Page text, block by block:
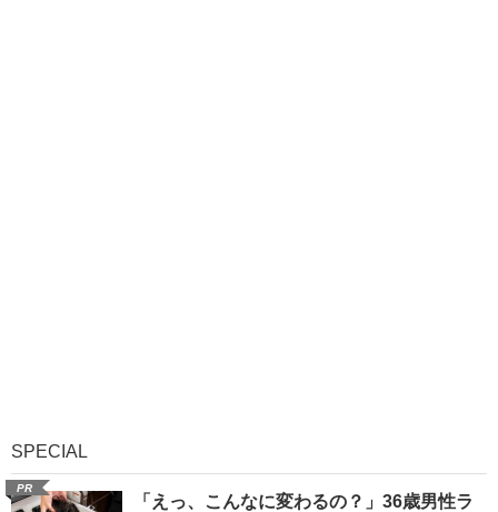
SPECIAL
PR
「えっ、こんなに変わるの？」36歳男性ラ